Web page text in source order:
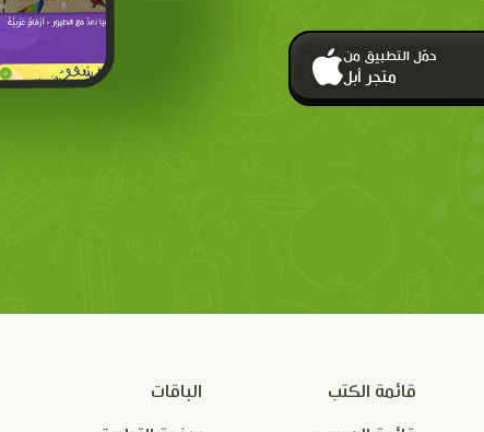
حمّل التطبيق من
متجر أبل
قائمة الكتب الباقات